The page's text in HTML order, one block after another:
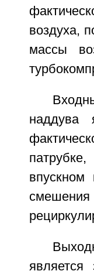
воздуха,
массы
наддува
впускном